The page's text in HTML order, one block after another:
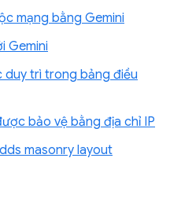
mạng bằng Gemini
Gemini
duy trì trong bảng điều
bảo vệ bằng địa chỉ IP
masonry layout